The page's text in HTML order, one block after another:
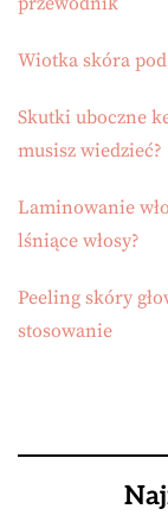
Wiotka skóra
Skutki uboczne
musisz wiedzieć?
Laminowanie
lśniące włosy?
Peeling skóry
stosowanie